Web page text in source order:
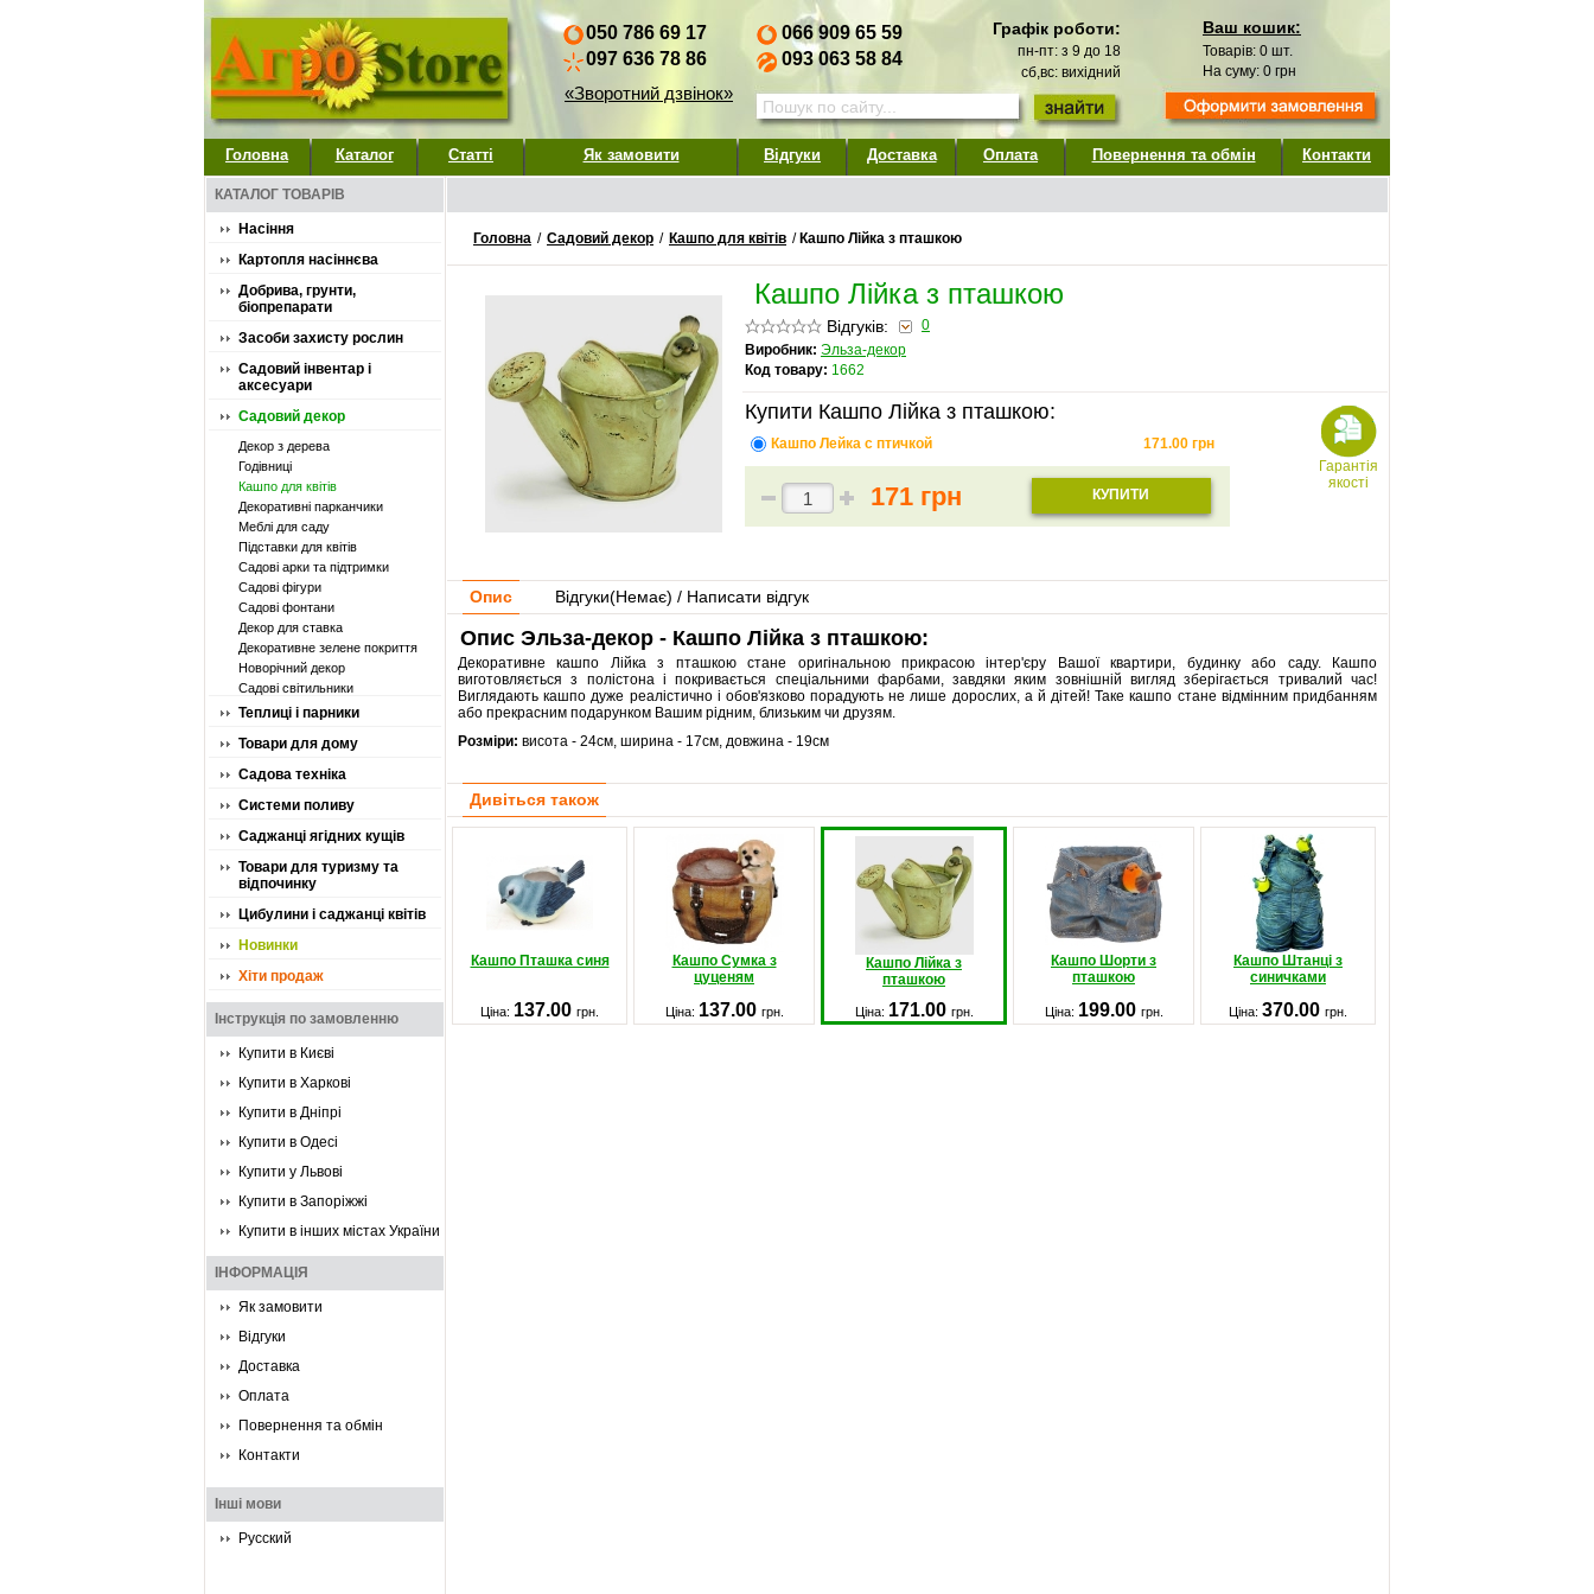
050 786 69 17
097 636 78 86
«Зворотний дзвінок»
066 909 65 59
093 063 58 84
Графік роботи:
пн-пт: з 9 до 18
сб,вс: вихідний
Ваш кошик:
Товарів: 0 шт.
На суму: 0 грн
Головна Каталог Статті Як замовити Відгуки Доставка Оплата Повернення та обмін Контакти
КАТАЛОГ ТОВАРІВ
Насіння
Картопля насіннєва
Добрива, грунти,
біопрепарати
Засоби захисту рослин
Садовий інвентар і
аксесуари
Садовий декор
Декор з дерева
Годівниці
Кашпо для квітів
Декоративні парканчики
Меблі для саду
Підставки для квітів
Садові арки та підтримки
Садові фігури
Садові фонтани
Декор для ставка
Декоративне зелене покриття
Новорічний декор
Садові світильники
Теплиці і парники
Товари для дому
Садова техніка
Системи поливу
Саджанці ягідних кущів
Товари для туризму та
відпочинку
Цибулини і саджанці квітів
Новинки
Хіти продаж
Інструкція по замовленню
Купити в Києві
Купити в Харкові
Купити в Дніпрі
Купити в Одесі
Купити у Львові
Купити в Запоріжжі
Купити в інших містах України
ІНФОРМАЦІЯ
Як замовити
Відгуки
Доставка
Оплата
Повернення та обмін
Контакти
Інші мови
Русский
Головна / Садовий декор / Кашпо для квітів / Кашпо Лійка з пташкою
Кашпо Лійка з пташкою
Відгуків:
0
Виробник: Эльза-декор
Код товару: 1662
Купити Кашпо Лійка з пташкою:
Кашпо Лейка с птичкой 171.00 грн
171 грн КУПИТИ
Гарантія
якості
Опис Відгуки(Немає) / Написати відгук
Опис Эльза-декор - Кашпо Лійка з пташкою:
Декоративне кашпо Лійка з пташкою стане оригінальною прикрасою інтер'єру Вашої квартири, будинку або саду. Кашпо
виготовляється з полістона і покривається спеціальними фарбами, завдяки яким зовнішній вигляд зберігається тривалий час!
Виглядають кашпо дуже реалістично і обов'язково порадують не лише дорослих, а й дітей! Таке кашпо стане відмінним придбанням
або прекрасним подарунком Вашим рідним, близьким чи друзям.
Розміри: висота - 24см, ширина - 17см, довжина - 19см
Дивіться також
Кашпо Пташка синя
Кашпо Сумка з
цуценям
Кашпо Лійка з
пташкою
Кашпо Шорти з
пташкою
Кашпо Штанці з
синичками
Ціна: 137.00 грн. Ціна: 137.00 грн. Ціна: 171.00 грн. Ціна: 199.00 грн. Ціна: 370.00 грн.